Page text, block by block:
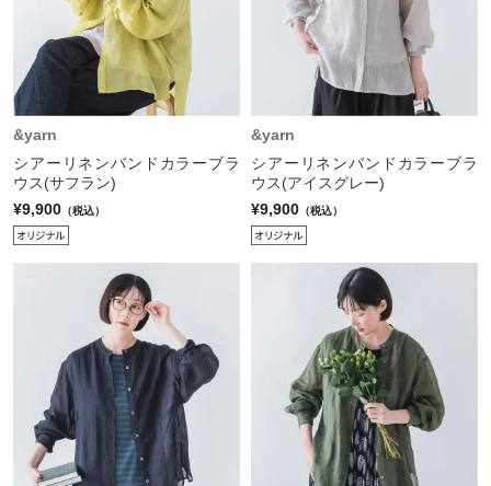
&yarn
シアーリネンバンドカラーブラ
ウス(サフラン)
¥9,900 （税込）
&yarn
シアーリネンバンドカラーブラ
ウス(アイスグレー)
¥9,900 （税込）